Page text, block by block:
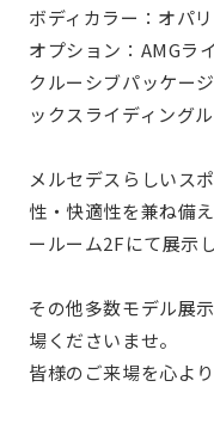
ボディカラー：オパ
オプション：AMGラ
クルーシブパッケー
ックスライディング
メルセデスらしいス
性・快適性を兼ね備
ールーム2Fにて展示
その他多数モデル展
場くださいませ。
皆様のご来場を心よ